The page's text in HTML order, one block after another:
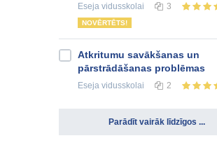
Eseja vidusskolai 3
NOVĒRTĒTS!
Atkritumu savākšanas un
pārstrādāšanas problēmas
Eseja vidusskolai 2
Parādīt vairāk līdzīgos ...